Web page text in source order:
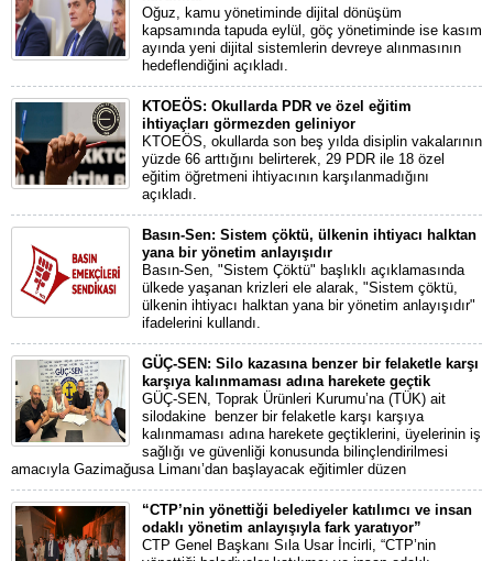
Oğuz, kamu yönetiminde dijital dönüşüm
kapsamında tapuda eylül, göç yönetiminde ise kasım
ayında yeni dijital sistemlerin devreye alınmasının
hedeflendiğini açıkladı.
KTOEÖS: Okullarda PDR ve özel eğitim
ihtiyaçları görmezden geliniyor
KTOEÖS, okullarda son beş yılda disiplin vakalarının
yüzde 66 arttığını belirterek, 29 PDR ile 18 özel
eğitim öğretmeni ihtiyacının karşılanmadığını
açıkladı.
Basın-Sen: Sistem çöktü, ülkenin ihtiyacı halktan
yana bir yönetim anlayışıdır
Basın-Sen, "Sistem Çöktü" başlıklı açıklamasında
ülkede yaşanan krizleri ele alarak, "Sistem çöktü,
ülkenin ihtiyacı halktan yana bir yönetim anlayışıdır"
ifadelerini kullandı.
GÜÇ-SEN: Silo kazasına benzer bir felaketle karşı
karşıya kalınmaması adına harekete geçtik
GÜÇ-SEN, Toprak Ürünleri Kurumu’na (TÜK) ait
silodakine benzer bir felaketle karşı karşıya
kalınmaması adına harekete geçtiklerini, üyelerinin iş
sağlığı ve güvenliği konusunda bilinçlendirilmesi
amacıyla Gazimağusa Limanı’dan başlayacak eğitimler düzen
“CTP’nin yönettiği belediyeler katılımcı ve insan
odaklı yönetim anlayışıyla fark yaratıyor”
CTP Genel Başkanı Sıla Usar İncirli, “CTP’nin